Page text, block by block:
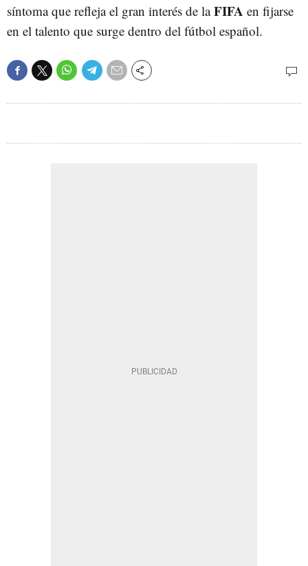
síntoma que refleja el gran interés de laFIFA en fijarse
en el talento que surge dentro del fútbol español.